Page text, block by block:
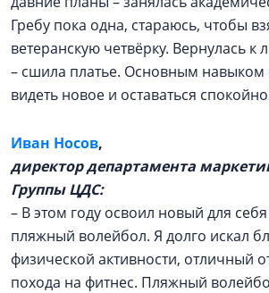
Гребу пока одна, стараюсь, чтобы
ветеранскую четвёрку. Вернулась
– сшила платье. Основным
видеть новое и оставаться
Иван Носов,
директор департамента
Группы ЦДС:
– В этом году освоил новый для
пляжный волейбол. Я долго искал
физической активности, отличный
похода на фитнес. Пляжный